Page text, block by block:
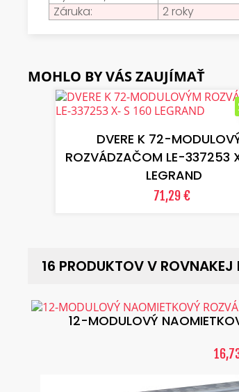
Záruka:
2 roky
MOHLO BY VÁS ZAUJÍMAŤ
VLOŽIŤ DO KOŠÍKA
DVERE K 72-
ROZVÁDZAČOM LE-337253
LEGRAND
71,29 €
16 PRODUKTOV V ROVNAKEJ
12-MODULOVÝ